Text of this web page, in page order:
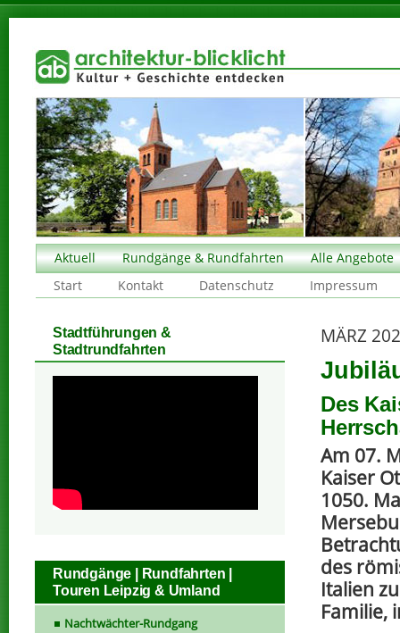
Aktuell Rundgänge & Rundfahrten
Alle Angebote
Start
Kontakt Datenschutz Impressum
MÄRZ
Des
Am 07.
Kaiser
1050.
des
Italien
Familie,
Stadtführungen &
Stadtrundfahrten
Rundgänge | Rundfahrten |
Touren Leipzig & Umland
Nachtwächter-Rundgang